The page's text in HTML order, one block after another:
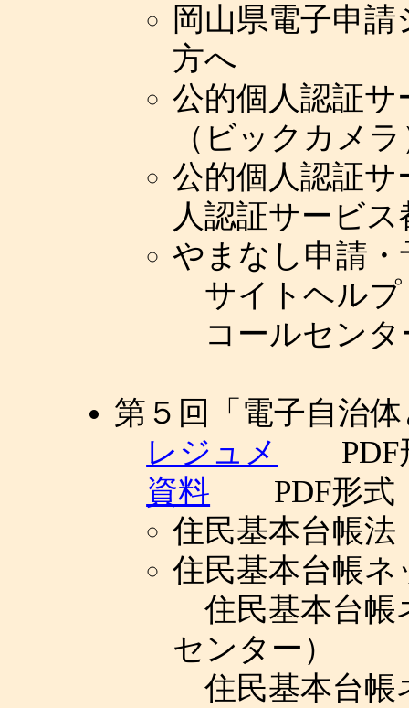
岡山県電子申
方へ
公的個人認証
（ビックカメ
公的個人認証
人認証サービ
やまなし申請
サイトヘルプ
コールセンタ
第５回「電子自治
レジュメ
PDF
資料 PDF形式
住民基本台帳法
住民基本台帳
住民基本台帳
センター）
住民基本台帳